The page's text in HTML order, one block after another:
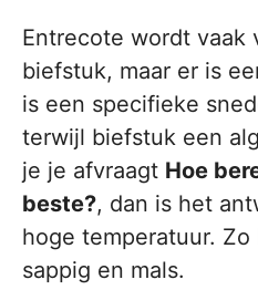
Entrecote wordt vaak
biefstuk, maar er is
is een specifieke
terwijl biefstuk een
je je afvraagt Hoe
beste?, dan is het
hoge temperatuur.
sappig en mals.